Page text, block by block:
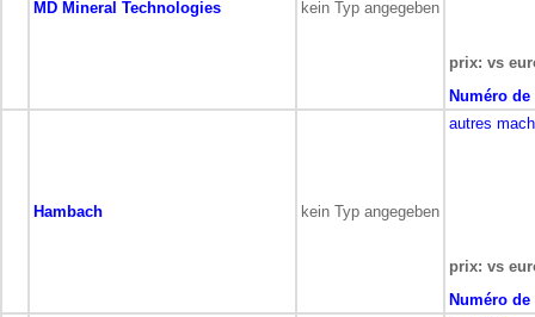
MD Mineral Technologies kein Typ angegeben
prix: vs
Numéro
Hambach kein Typ angegeben
autres
prix: vs
Numéro